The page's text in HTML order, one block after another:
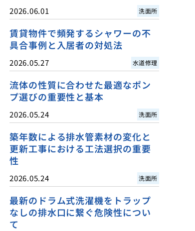
2026.06.01 洗面所
賃貸物件で頻発するシャワーの不
具合事例と入居者の対処法
2026.05.27 水道修理
流体の性質に合わせた最適なポン
プ選びの重要性と基本
2026.05.24 洗面所
築年数による排水管素材の変化と
更新工事における工法選択の重要
性
2026.05.24 洗面所
最新のドラム式洗濯機をトラップ
なしの排水口に繋ぐ危険性につい
て